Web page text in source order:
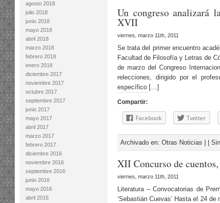
agosto 2018
julio 2018
junio 2018
mayo 2018
abril 2018
marzo 2018
febrero 2018
enero 2018
diciembre 2017
noviembre 2017
octubre 2017
septiembre 2017
junio 2017
mayo 2017
abril 2017
marzo 2017
febrero 2017
diciembre 2016
noviembre 2016
septiembre 2016
junio 2016
mayo 2016
abril 2016
Un congreso analizará
XVII
viernes, marzo 11th, 2011
Se trata del primer encuentro
Facultad de Filosofía y Letras de
de marzo del Congreso
relecciones, dirigido por el
específico […]
Compartir:
Facebook Twitter
Archivado en: Otras Noticias
XII Concurso de cuentos,
viernes, marzo 11th, 2011
Literatura – Convocatorias de
‘Sebastián Cuevas’ Hasta el 24